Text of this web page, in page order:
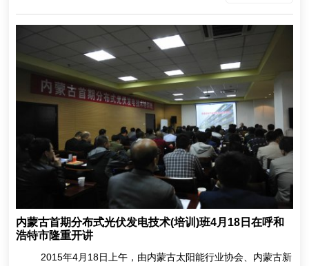
内蒙古首期分布式光伏发电技术(培训)班4月18日在呼和
浩特市隆重开讲
2015年4月18日上午，由内蒙古太阳能行业协会、内蒙古新